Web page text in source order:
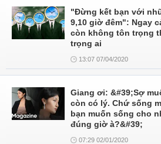
"Đừng kết bạn với
9,10 giờ đêm": Ngay
còn không tôn trọng
trọng ai
13:07 07/04/2020
Giang ơi: &#39;Sợ
còn có lý. Chứ sống
bạn muốn sống cho
đúng giờ à?&#39;
07:29 02/01/2020